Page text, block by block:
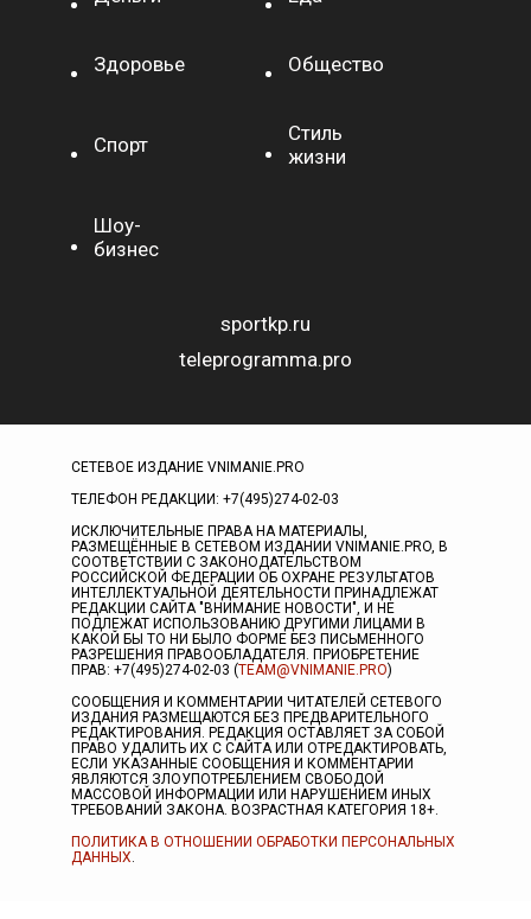
Здоровье Общество
Спорт
Стиль
жизни
Шоу-
бизнес
sportkp.ru
teleprogramma.pro
СЕТЕВОЕ ИЗДАНИЕ VNIMANIE.PRO
ТЕЛЕФОН РЕДАКЦИИ: +7(495)274-02-03
ИСКЛЮЧИТЕЛЬНЫЕ ПРАВА НА МАТЕРИАЛЫ,
РАЗМЕЩЁННЫЕ В СЕТЕВОМ ИЗДАНИИ VNIMANIE.PRO, В
СООТВЕТСТВИИ С ЗАКОНОДАТЕЛЬСТВОМ
РОССИЙСКОЙ ФЕДЕРАЦИИ ОБ ОХРАНЕ РЕЗУЛЬТАТОВ
ИНТЕЛЛЕКТУАЛЬНОЙ ДЕЯТЕЛЬНОСТИ ПРИНАДЛЕЖАТ
РЕДАКЦИИ САЙТА "ВНИМАНИЕ НОВОСТИ", И НЕ
ПОДЛЕЖАТ ИСПОЛЬЗОВАНИЮ ДРУГИМИ ЛИЦАМИ В
КАКОЙ БЫ ТО НИ БЫЛО ФОРМЕ БЕЗ ПИСЬМЕННОГО
РАЗРЕШЕНИЯ ПРАВООБЛАДАТЕЛЯ. ПРИОБРЕТЕНИЕ
ПРАВ: +7(495)274-02-03 (TEAM@VNIMANIE.PRO)
СООБЩЕНИЯ И КОММЕНТАРИИ ЧИТАТЕЛЕЙ СЕТЕВОГО
ИЗДАНИЯ РАЗМЕЩАЮТСЯ БЕЗ ПРЕДВАРИТЕЛЬНОГО
РЕДАКТИРОВАНИЯ. РЕДАКЦИЯ ОСТАВЛЯЕТ ЗА СОБОЙ
ПРАВО УДАЛИТЬ ИХ С САЙТА ИЛИ ОТРЕДАКТИРОВАТЬ,
ЕСЛИ УКАЗАННЫЕ СООБЩЕНИЯ И КОММЕНТАРИИ
ЯВЛЯЮТСЯ ЗЛОУПОТРЕБЛЕНИЕМ СВОБОДОЙ
МАССОВОЙ ИНФОРМАЦИИ ИЛИ НАРУШЕНИЕМ ИНЫХ
ТРЕБОВАНИЙ ЗАКОНА. ВОЗРАСТНАЯ КАТЕГОРИЯ 18+.
ПОЛИТИКА В ОТНОШЕНИИ ОБРАБОТКИ ПЕРСОНАЛЬНЫХ
ДАННЫХ.